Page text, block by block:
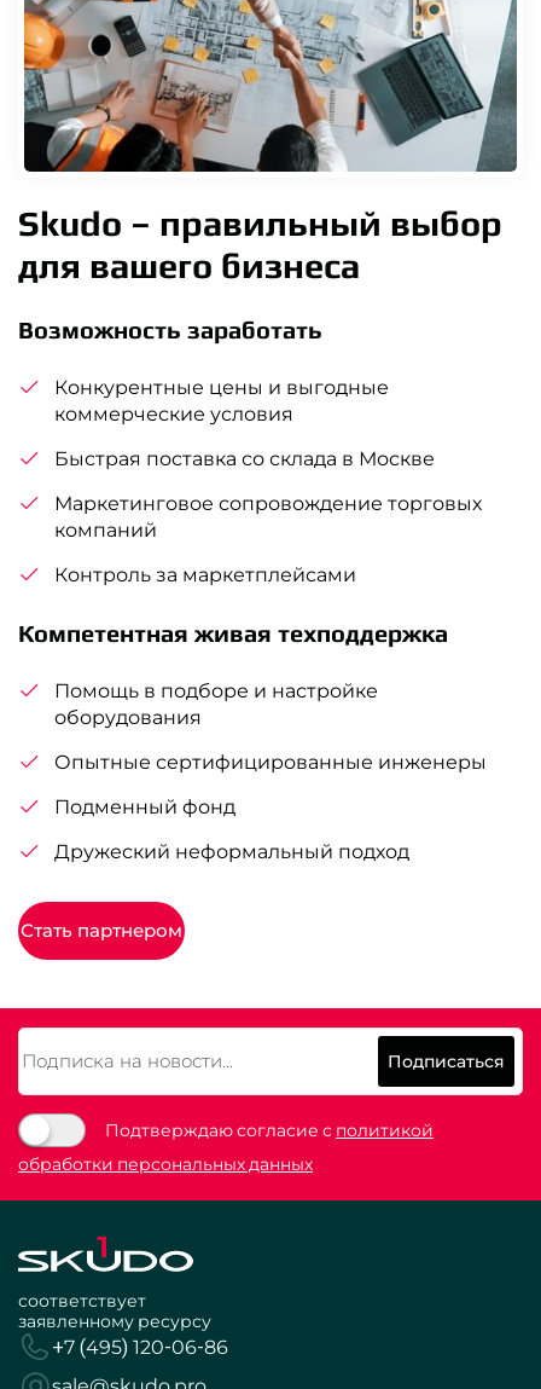
Skudo – правильный выбор
для вашего бизнеса
Возможность заработать
Конкурентные цены и выгодные
коммерческие условия
Быстрая поставка со склада в Москве
Маркетинговое сопровождение торговых
компаний
Контроль за маркетплейсами
Компетентная живая техподдержка
Помощь в подборе и настройке
оборудования
Опытные сертифицированные инженеры
Подменный фонд
Дружеский неформальный подход
Стать партнером
Подписаться
Подтверждаю согласие с политикой
обработки персональных данных
соответствует
заявленному ресурсу
+7 (495) 120-06-86